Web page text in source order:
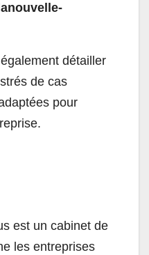
détailler
de cas
pour
est un cabinet de
les entreprises